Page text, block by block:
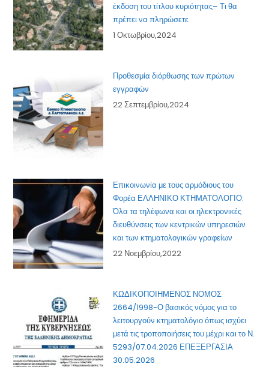
έκδοση του τίτλου κυριότητας– Τι θα
πρέπει να πληρώσετε
1 Οκτωβρίου,2024
Προθεσμία διόρθωσης των πρώτων
εγγραφών
22 Σεπτεμβρίου,2024
Επικοινωνία με τους αρμόδιους του
Φορέα ΕΛΛΗΝΙΚΟ ΚΤΗΜΑΤΟΛΟΓΙΟ:
Όλα τα τηλέφωνα και οι ηλεκτρονικές
διευθύνσεις των κεντρικών υπηρεσιών
και των κτηματολογικών γραφείων
22 Νοεμβρίου,2022
ΚΩΔΙΚΟΠΟΙΗΜΕΝΟΣ ΝΟΜΟΣ
2664/1998-Ο βασικός νόμος για το
λειτουργούν κτηματολόγιο όπως ισχύει
μετά τις τροποποιήσεις του μέχρι και το Ν.
5293/07.04.2026 ΕΠΕΞΕΡΓΑΣΙΑ
30.05.2026